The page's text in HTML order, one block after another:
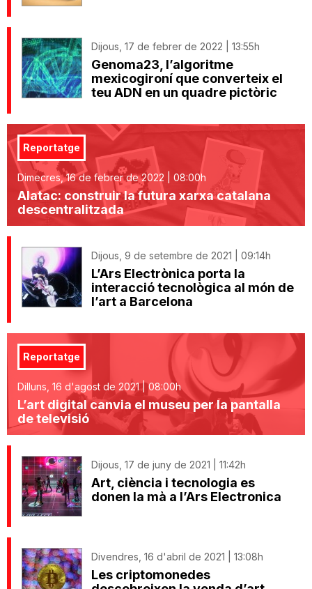
Dijous, 17 de febrer de 2022 | 13:55h
Genoma23, l’algoritme
mexicogironí que converteix el
teu ADN en un quadre pictòric
Reportatge
Dimecres, 16 de febrer de 2022 | 08:00h
Alatac: construir la futura xarxa catalana
descentralitzada
Dijous, 9 de setembre de 2021 | 09:14h
L’Ars Electrònica porta la
interacció tecnològica al món de
l’art a Barcelona
Reportatge
Dilluns, 16 d'agost de 2021 | 08:00h
L’art digital canvia el museu per la pantalla
de televisió
Dijous, 17 de juny de 2021 | 11:42h
Art, ciència i tecnologia es
donen la mà a l’Ars Electronica
Divendres, 16 d'abril de 2021 | 13:08h
Les criptomonedes